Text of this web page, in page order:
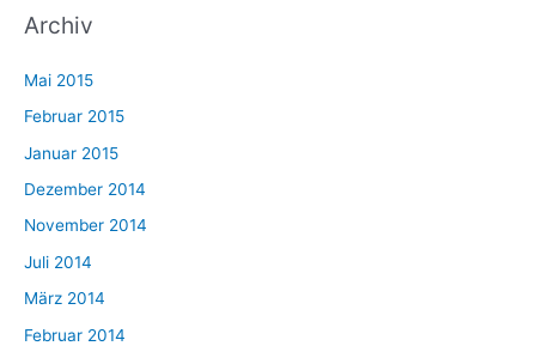
Archiv
Mai 2015
Februar 2015
Januar 2015
Dezember 2014
November 2014
Juli 2014
März 2014
Februar 2014